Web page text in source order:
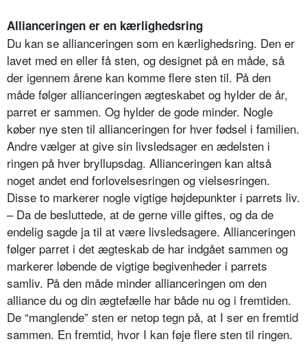
Allianceringen er en kærlighedsring
Du kan se allianceringen som en kærlighedsring. Den er
lavet med en eller få sten, og designet på en måde, så
der igennem årene kan komme flere sten til. På den
måde følger allianceringen ægteskabet og hylder de år,
parret er sammen. Og hylder de gode minder. Nogle
køber nye sten til allianceringen for hver fødsel i familien.
Andre vælger at give sin livsledsager en ædelsten i
ringen på hver bryllupsdag. Allianceringen kan altså
noget andet end forlovelsesringen og vielsesringen.
Disse to markerer nogle vigtige højdepunkter i parrets liv.
– Da de besluttede, at de gerne ville giftes, og da de
endelig sagde ja til at være livsledsagere. Allianceringen
følger parret i det ægteskab de har indgået sammen og
markerer løbende de vigtige begivenheder i parrets
samliv. På den måde minder allianceringen om den
alliance du og din ægtefælle har både nu og i fremtiden.
De “manglende” sten er netop tegn på, at I ser en fremtid
sammen. En fremtid, hvor I kan føje flere sten til ringen.